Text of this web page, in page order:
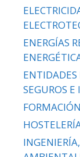
ENERGÍAS
ENTIDADES
SEGUROS E